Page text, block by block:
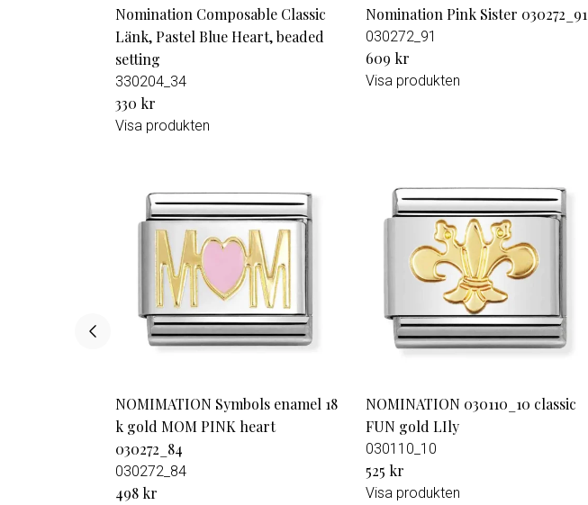
Nomination Composable Classic
Länk, Pastel Blue Heart, beaded
setting
330204_34
330 kr
Visa produkten
Nomination Pink Sister 030272_91
030272_91
609 kr
Visa produkten
NOMIMATION Symbols enamel 18
k gold MOM PINK heart
030272_84
030272_84
498 kr
NOMINATION 030110_10 classic
FUN gold LIly
030110_10
525 kr
Visa produkten